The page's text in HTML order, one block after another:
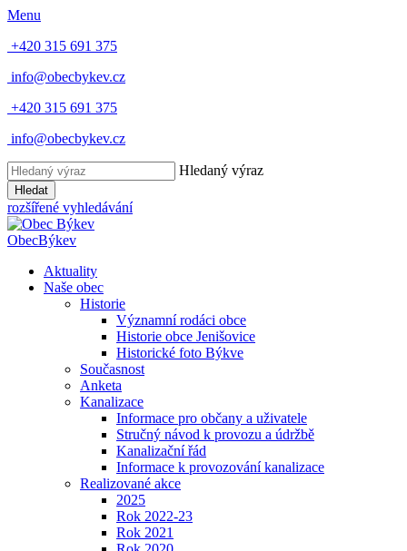
Menu
+420 315 691 375
info@obecbykev.cz
+420 315 691 375
info@obecbykev.cz
Hledaný výraz
Hledat
rozšířené vyhledávání
ObecBýkev
Aktuality
Naše obec
Historie
Významní rodáci obce
Historie obce Jenišovice
Historické foto Býkve
Současnost
Anketa
Kanalizace
Informace pro občany a uživatele
Stručný návod k provozu a údržbě
Kanalizační řád
Informace k provozování kanalizace
Realizované akce
2025
Rok 2022-23
Rok 2021